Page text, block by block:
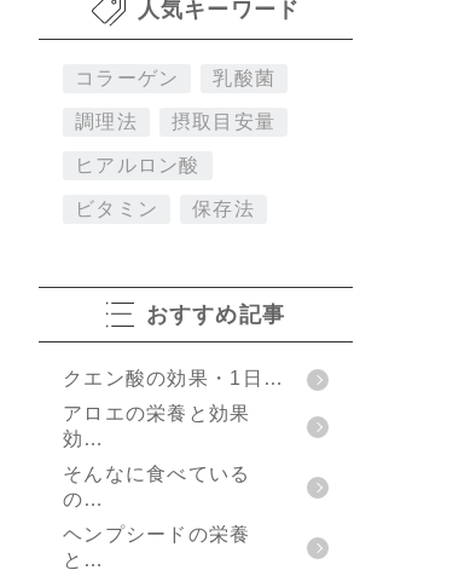
人気キーワード
コラーゲン 乳酸菌
調理法 摂取目安量
ヒアルロン酸
ビタミン 保存法
おすすめ記事
クエン酸の効果・1日…
アロエの栄養と効果
効…
そんなに食べている
の…
ヘンプシードの栄養
と…